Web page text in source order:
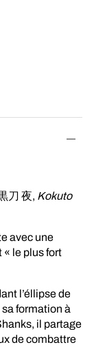
刀 夜, Kokuto
avec une
« le plus fort
l’éllipse de
formation à
il partage
de combattre